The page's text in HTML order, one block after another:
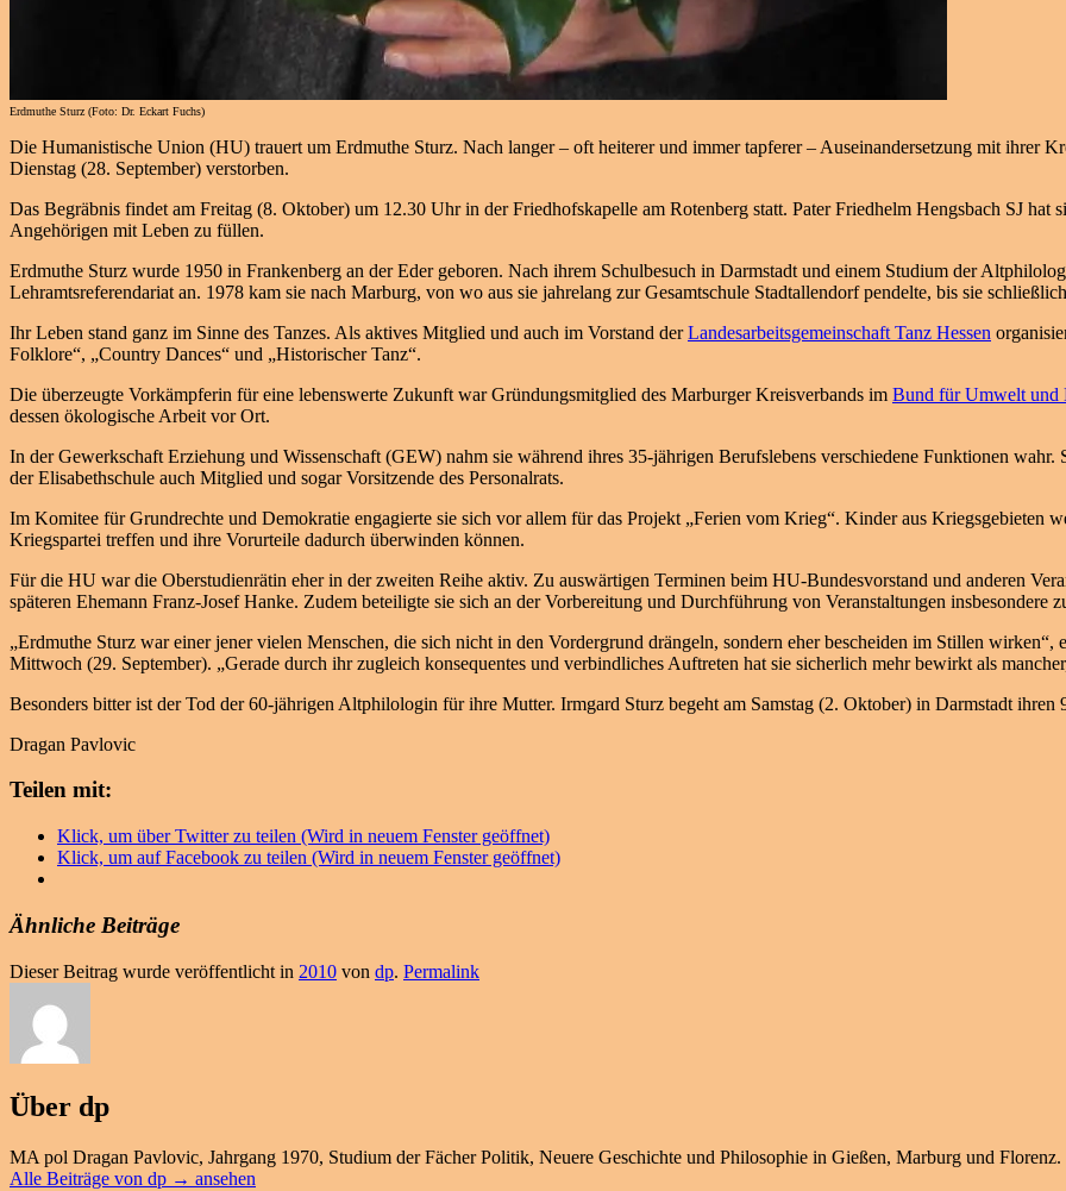
Erdmuthe Sturz (Foto: Dr. Eckart Fuchs)
Die Humanistische Union (HU) trauert um Erdmuthe Sturz. Nach langer – oft heiterer und immer tapferer – Auseinandersetzung mit ihrer
Dienstag (28. September) verstorben.
Das Begräbnis findet am Freitag (8. Oktober) um 12.30 Uhr in der Friedhofskapelle am Rotenberg statt. Pater Friedhelm Hengsbach SJ hat
Angehörigen mit Leben zu füllen.
Erdmuthe Sturz wurde 1950 in Frankenberg an der Eder geboren. Nach ihrem Schulbesuch in Darmstadt und einem Studium der
Lehramtsreferendariat an. 1978 kam sie nach Marburg, von wo aus sie jahrelang zur Gesamtschule Stadtallendorf pendelte, bis sie
Ihr Leben stand ganz im Sinne des Tanzes. Als aktives Mitglied und auch im Vorstand derLandesarbeitsgemeinschaft Tanz Hessen
Folklore“, „Country Dances“ und „Historischer Tanz“.
Die überzeugte Vorkämpferin für eine lebenswerte Zukunft war Gründungsmitglied des Marburger Kreisverbands im Bund für Umwelt und
dessen ökologische Arbeit vor Ort.
In der Gewerkschaft Erziehung und Wissenschaft (GEW) nahm sie während ihres 35-jährigen Berufslebens verschiedene Funktionen
der Elisabethschule auch Mitglied und sogar Vorsitzende des Personalrats.
Im Komitee für Grundrechte und Demokratie engagierte sie sich vor allem für das Projekt „Ferien vom Krieg“. Kinder aus Kriegsgebieten
Kriegspartei treffen und ihre Vorurteile dadurch überwinden können.
Für die HU war die Oberstudienrätin eher in der zweiten Reihe aktiv. Zu auswärtigen Terminen beim HU-Bundesvorstand und anderen
späteren Ehemann Franz-Josef Hanke. Zudem beteiligte sie sich an der Vorbereitung und Durchführung von Veranstaltungen insbesondere
„Erdmuthe Sturz war einer jener vielen Menschen, die sich nicht in den Vordergrund drängeln, sondern eher bescheiden im Stillen
Mittwoch (29. September). „Gerade durch ihr zugleich konsequentes und verbindliches Auftreten hat sie sicherlich mehr bewirkt als
Besonders bitter ist der Tod der 60-jährigen Altphilologin für ihre Mutter. Irmgard Sturz begeht am Samstag (2. Oktober) in Darmstadt ihren
Dragan Pavlovic
Teilen mit:
Klick, um über Twitter zu teilen (Wird in neuem Fenster geöffnet)
Klick, um auf Facebook zu teilen (Wird in neuem Fenster geöffnet)
Ähnliche Beiträge
Dieser Beitrag wurde veröffentlicht in 2010 von dp. Permalink
Über dp
MA pol Dragan Pavlovic, Jahrgang 1970, Studium der Fächer Politik, Neuere Geschichte und Philosophie in Gießen, Marburg und Florenz.
Alle Beiträge von dp → ansehen